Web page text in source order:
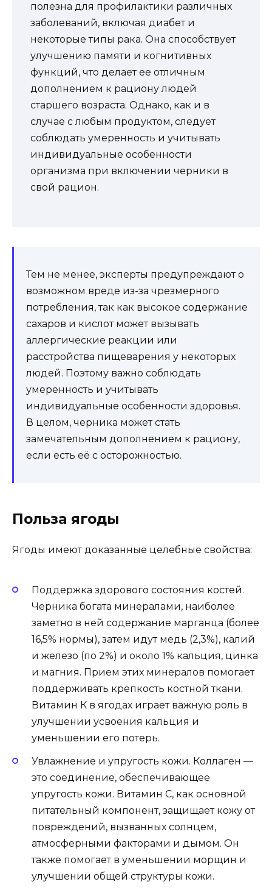
полезна для профилактики различных
заболеваний, включая диабет и
некоторые типы рака. Она способствует
улучшению памяти и когнитивных
функций, что делает ее отличным
дополнением к рациону людей
старшего возраста. Однако, как и в
случае с любым продуктом, следует
соблюдать умеренность и учитывать
индивидуальные особенности
организма при включении черники в
свой рацион.
Тем не менее, эксперты предупреждают о
возможном вреде из-за чрезмерного
потребления, так как высокое содержание
сахаров и кислот может вызывать
аллергические реакции или
расстройства пищеварения у некоторых
людей. Поэтому важно соблюдать
умеренность и учитывать
индивидуальные особенности здоровья.
В целом, черника может стать
замечательным дополнением к рациону,
если есть её с осторожностью.
Польза ягоды
Ягоды имеют доказанные целебные свойства:
Поддержка здорового состояния костей.
Черника богата минералами, наиболее
заметно в ней содержание марганца (более
16,5% нормы), затем идут медь (2,3%), калий
и железо (по 2%) и около 1% кальция, цинка
и магния. Прием этих минералов помогает
поддерживать крепкость костной ткани.
Витамин К в ягодах играет важную роль в
улучшении усвоения кальция и
уменьшении его потерь.
Увлажнение и упругость кожи. Коллаген —
это соединение, обеспечивающее
упругость кожи. Витамин C, как основной
питательный компонент, защищает кожу от
повреждений, вызванных солнцем,
атмосферными факторами и дымом. Он
также помогает в уменьшении морщин и
улучшении общей структуры кожи.